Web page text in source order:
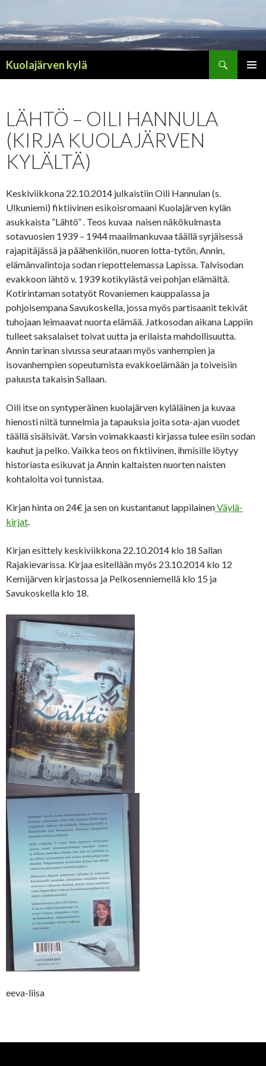
Kuolajärven kylä
LÄHTÖ – OILI HANNULA
(KIRJA KUOLAJÄRVEN
KYLÄLTÄ)
Keskiviikkona 22.10.2014 julkaistiin Oili Hannulan (s.
Ulkuniemi) fiktiivinen esikoisromaani Kuolajärven kylän
asukkaista ”Lähtö” . Teos kuvaa naisen näkökulmasta
sotavuosien 1939 – 1944 maailmankuvaa täällä syrjäisessä
rajapitäjässä ja päähenkilön, nuoren lotta-tytön, Annin,
elämänvalintoja sodan riepottelemassa Lapissa. Talvisodan
evakkoon lähtö v. 1939 kotikylästä vei pohjan elämältä.
Kotirintaman sotatyöt Rovaniemen kauppalassa ja
pohjoisempana Savukoskella, jossa myös partisaanit tekivät
tuhojaan leimaavat nuorta elämää. Jatkosodan aikana Lappiin
tulleet saksalaiset toivat uutta ja erilaista mahdollisuutta.
Annin tarinan sivussa seurataan myös vanhempien ja
isovanhempien sopeutumista evakkoelämään ja toiveisiin
paluusta takaisin Sallaan.
Oili itse on syntyperäinen kuolajärven kyläläinen ja kuvaa
hienosti niitä tunnelmia ja tapauksia joita sota-ajan vuodet
täällä sisälsivät. Varsin voimakkaasti kirjassa tulee esiin sodan
kauhut ja pelko. Vaikka teos on fiktiivinen, ihmisille löytyy
historiasta esikuvat ja Annin kaltaisten nuorten naisten
kohtaloita voi tunnistaa.
Kirjan hinta on 24€ ja sen on kustantanut lappilainenVäylä-
kirjat.
Kirjan esittely keskiviikkona 22.10.2014 klo 18 Sallan
Rajakievarissa. Kirjaa esitellään myös 23.10.2014 klo 12
Kemijärven kirjastossa ja Pelkosenniemellä klo 15 ja
Savukoskella klo 18.
eeva-liisa